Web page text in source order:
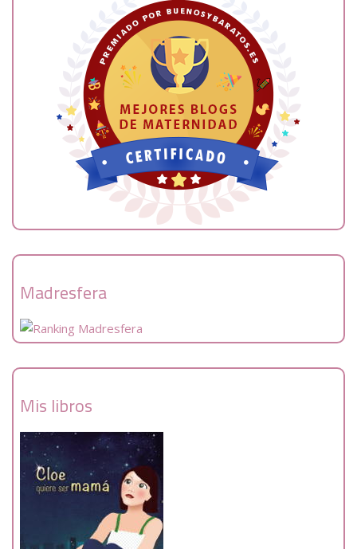
Madresfera
Mis libros